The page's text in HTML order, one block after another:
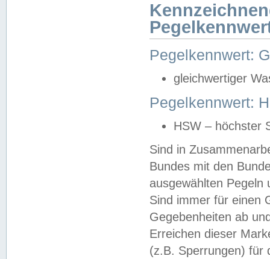
Pegelkennwert:
gleichwertiger
Pegelkennwert:
HSW – höchster
Sind in
Bundes mit den
ausgewählten
Sind immer für einen
Gegebenheiten ab
Erreichen dieser
(z.B. Sperrungen) für